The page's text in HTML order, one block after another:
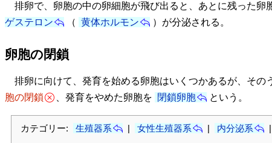
排卵で、卵胞の中の卵細胞が飛び出ると、あとに残った卵
ゲステロン
（ 黄体ホルモン ）が分泌される。
卵胞の閉鎖
排卵に向けて、発育を始める卵胞はいくつかあるが、その
胞の閉鎖
、発育をやめた卵胞を 閉鎖卵胞 という。
カテゴリー: 生殖器系 | 女性生殖器系 | 内分泌系 |